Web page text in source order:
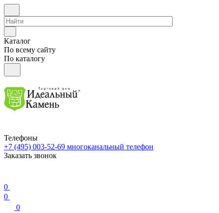
Каталог
По всему сайту
По каталогу
Телефоны
+7 (495) 003-52-69 многоканальный телефон
Заказать звонок
0
0
0